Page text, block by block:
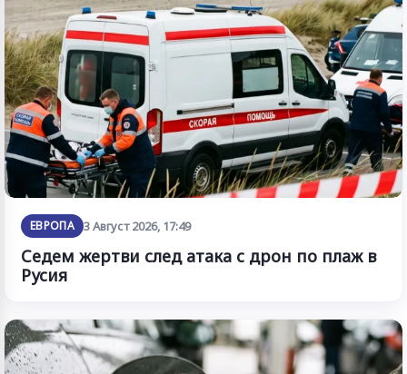
ЕВРОПА 3 Август 2026, 17:49
Седем жертви след атака с дрон по плаж в
Русия